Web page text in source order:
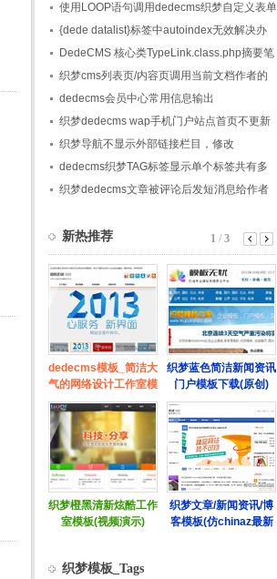
使用LOOP语句调用dedecms织梦自定义表单
内容的方法
{dede datalist}标签中autoindex无效解决办
法
DedeCMS 核心类TypeLink.class.php摘要笔
记
织梦cms列表页/内容页调用当前文档作者的
会员头像的方法
dedecms会员中心常用信息输出
织梦dedecms wap手机门户站点首页不更新
的解决方法
织梦导航不显示外部链接栏目，修改
channelartlist标签方法
dedecms织梦TAG标签显示单个标签共有多
少篇文章的方法
织梦dedecms文章被评论后发短消息给作者
织梦模板_Tags